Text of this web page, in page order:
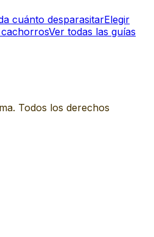
cuánto desparasitarElegir
Ver todas las guías
Todos los derechos